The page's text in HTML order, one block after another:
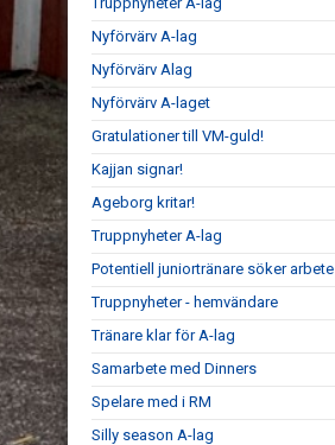
Nyförvärv A-lag
Nyförvärv Alag
Nyförvärv A-laget
Gratulationer till VM-guld!
Kajjan signar!
Ageborg kritar!
Truppnyheter A-lag
Potentiell juniortränare söker arbete
Truppnyheter - hemvändare
Tränare klar för A-lag
Samarbete med Dinners
Spelare med i RM
Silly season A-lag